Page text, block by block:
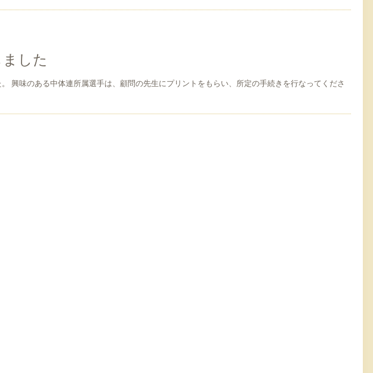
した
興味のある中体連所属選手は、顧問の先生にプリントをもらい、所定の手続きを行なってくださ